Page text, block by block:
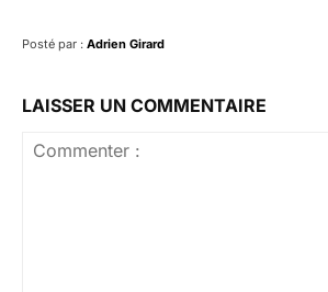
Posté par : Adrien Girard
LAISSER UN COMMENTAIRE